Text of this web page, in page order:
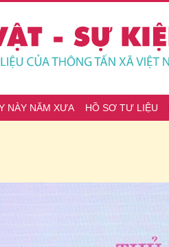
NÀY NĂM XƯA HỒ SƠ TƯ LIỆU